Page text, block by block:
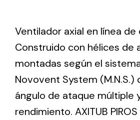
Ventilation
The incorporation of Novovent
meant a greater offer of
different uses
Ventilador axial en línea de
Construido con hélices de
montadas según el
Novovent System (M.N.S.)
ángulo de ataque múltiple
rendimiento. AXITUB